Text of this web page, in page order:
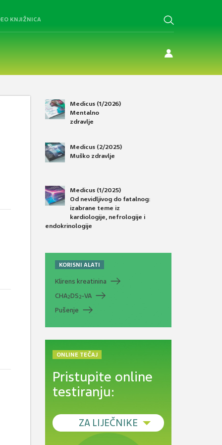
KNJIŽNICA
Medicus (1/2026)
Mentalno
zdravlje
Medicus (2/2025)
Muško zdravlje
Medicus (1/2025)
Od nevidljivog do fatalnog:
izabrane teme iz
kardiologije, nefrologije i
endokrinologije
KORISNI ALATI
Klirens kreatinina
CHA2DS2-VA
Pušenje
ONLINE TEČAJ
Pristupite online
testiranju:
ZA LIJEČNIKE